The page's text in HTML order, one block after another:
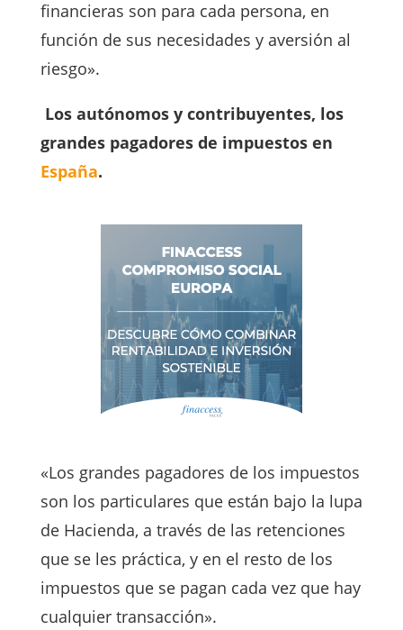
financieras son para cada persona, en
función de sus necesidades y aversión al
riesgo».
Los autónomos y contribuyentes, los
grandes pagadores de impuestos en
España.
«Los grandes pagadores de los impuestos
son los particulares que están bajo la lupa
de Hacienda, a través de las retenciones
que se les práctica, y en el resto de los
impuestos que se pagan cada vez que hay
cualquier transacción».